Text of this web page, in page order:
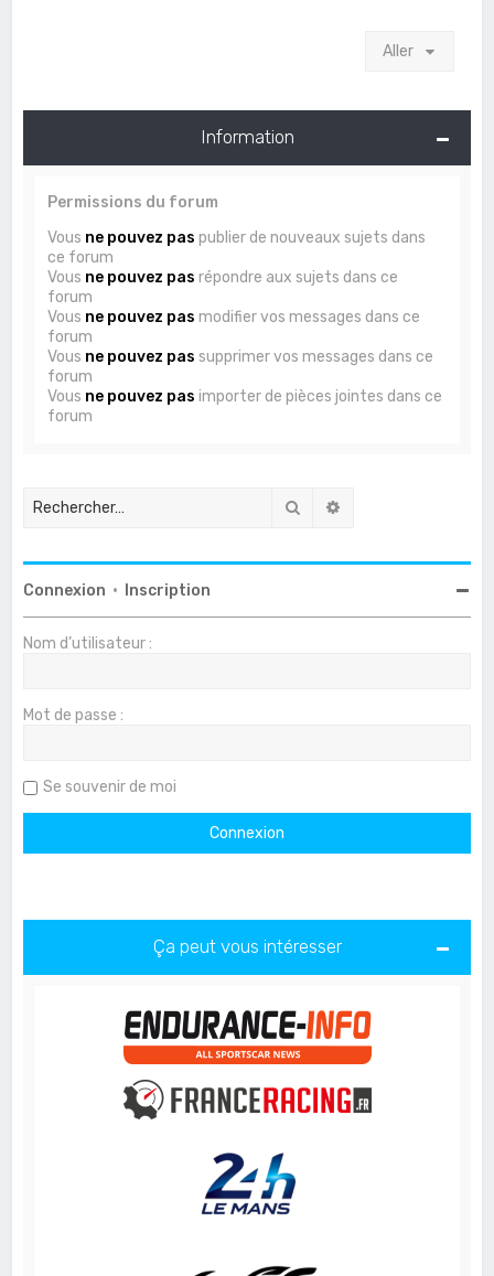
Aller
Information
Permissions du forum
Vous ne pouvez pas publier de nouveaux sujets dans
ce forum
Vous ne pouvez pas répondre aux sujets dans ce
forum
Vous ne pouvez pas modifier vos messages dans ce
forum
Vous ne pouvez pas supprimer vos messages dans ce
forum
Vous ne pouvez pas importer de pièces jointes dans ce
forum
Rechercher
Connexion • Inscription
Nom d’utilisateur :
Mot de passe :
Se souvenir de moi
Ça peut vous intéresser